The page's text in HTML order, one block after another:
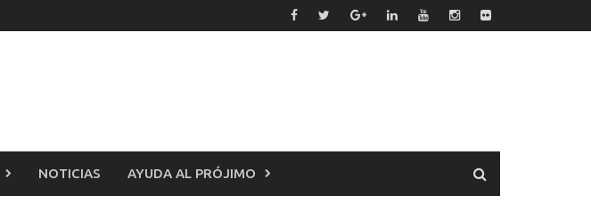
NOTICIAS AYUDA AL PRÓJIMO